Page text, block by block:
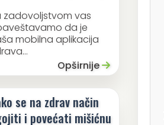
zadovoljstvom vas
da je
mobilna aplikacija
Opširnije
se na zdrav način
i povećati mišićnu